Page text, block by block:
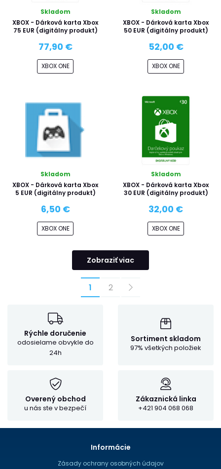
Skladom
XBOX - Dárková karta Xbox
75 EUR (digitálny produkt)
77,90 €
XBOX ONE
Skladom
XBOX - Dárková karta Xbox
50 EUR (digitálny produkt)
52,00 €
XBOX ONE
Skladom
XBOX - Dárková karta Xbox
5 EUR (digitálny produkt)
6,50 €
XBOX ONE
Skladom
XBOX - Dárková karta Xbox
30 EUR (digitálny produkt)
32,00 €
XBOX ONE
Zobraziť viac
1 2
Rýchle doručenie
odosielame obvykle do
24h
Sortiment skladom
97% všetkých položiek
Overený obchod
u nás ste v bezpečí
Zákaznická linka
+421 904 068 068
Informácie
Zásady ochrany osobných údajov